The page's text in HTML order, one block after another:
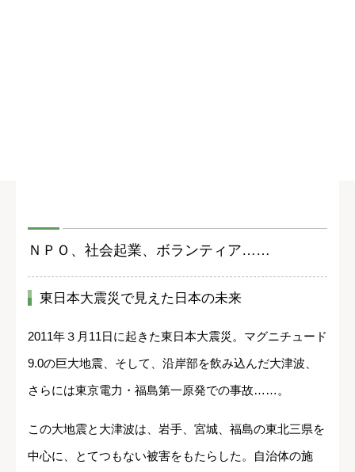
ＮＰＯ、社会起業、ボランティア……
東日本大震災で見えた日本の未来
2011年３月11日に起きた東日本大震災。マグニチュード
9.0の巨大地震、そして、沿岸部を飲み込んだ大津波、
さらには東京電力・福島第一原発での事故……。
この大地震と大津波は、岩手、宮城、福島の東北三県を
中心に、とてつもない被害をもたらした。自治体の施